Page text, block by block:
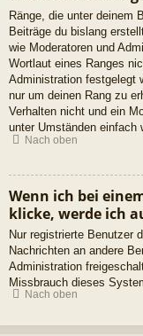
Ränge, die unter deinem
Beiträge du bislang
wie Moderatoren und
Wortlaut eines Ranges
Administration festgelegt
nur um deinen Rang zu
Verhalten nicht und ein
unter Umständen einfach
Nach oben
Wenn ich bei
klicke, werde ich
Nur registrierte Benutzer
Nachrichten an andere
Administration
Missbrauch dieses
Nach oben